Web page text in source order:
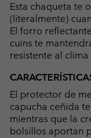
Esta chaqueta te
(literalmente)
El forro
cuins te
resistente al
El protector de
capucha ceñida
mientras que la
bolsillos aportan